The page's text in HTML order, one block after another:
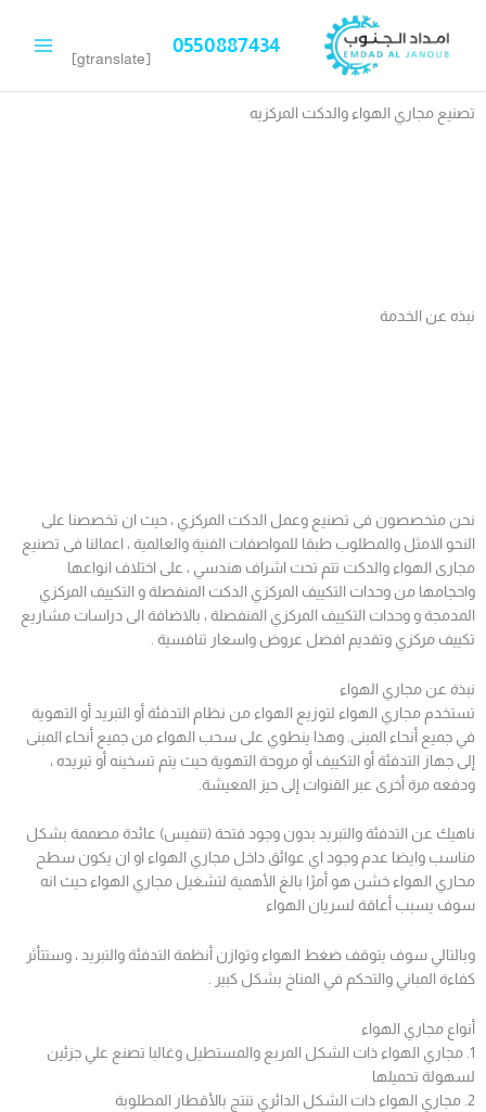
المحتوى
0550887434
[gtranslate]
تصنيع مجاري الهواء والدكت المركزيه
نبذه عن الخدمة
نحن متخصصون فى تصنيع وعمل الدكت المركزي ، حيث ان تخصصنا على
النحو الامثل والمطلوب طبقا للمواصفات الفنية والعالمية ، اعمالنا فى تصنيع
مجارى الهواء والدكت تتم تحت اشراف هندسي ، على اختلاف انواعها
واحجامها من وحدات التكييف المركزي الدكت المنفصلة و التكييف المركزي
المدمجة و وحدات التكييف المركزي المنفصلة ، بالاضافة الى دراسات مشاريع
تكييف مركزي وتقديم افضل عروض واسعار تنافسية .
نبذة عن مجاري الهواء
تستخدم مجاري الهواء لتوزيع الهواء من نظام التدفئة أو التبريد أو التهوية
في جميع أنحاء المبنى. وهذا ينطوي على سحب الهواء من جميع أنحاء المبنى
إلى جهاز التدفئة أو التكييف أو مروحة التهوية حيث يتم تسخينه أو تبريده ،
ودفعه مرة أخرى عبر القنوات إلى حيز المعيشة.
ناهيك عن التدفئة والتبريد بدون وجود فتحة (تنفيس) عائدة مصممة بشكل
مناسب وايضا عدم وجود اي عوائق داخل مجاري الهواء او ان يكون سطح
محاري الهواء خشن هو أمرًا بالغ الأهمية لتشغيل مجاري الهواء حيث انه
سوف يسبب أعاقة لسريان الهواء
وبالتالي سوف يتوقف ضغط الهواء وتوازن أنظمة التدفئة والتبريد ، وستتأثر
كفاءة المباني والتحكم في المناخ بشكل كبير .
أنواع مجاري الهواء
1. مجاري الهواء ذات الشكل المربع والمستطيل وغالبا تصنع علي جزئين
لسهولة تحميلها
2. مجاري الهواء ذات الشكل الدائري تنتج بالأقطار المطلوبة